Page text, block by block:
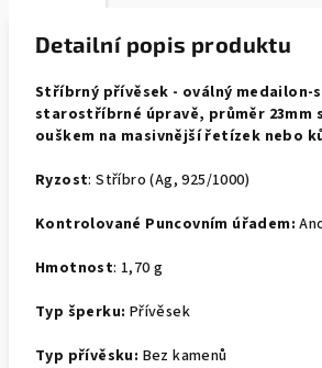
Detailní popis produktu
Stříbrný přívěsek - oválný medailon-
starostříbrné úpravě, průměr 23mm
ouškem na masivnější řetízek nebo
Ryzost: Stříbro (Ag, 925/1000)
Kontrolované Puncovním úřadem:
Hmotnost: 1,70g
Typ šperku: Přívěsek
Typ přívěsku: Bez kamenů